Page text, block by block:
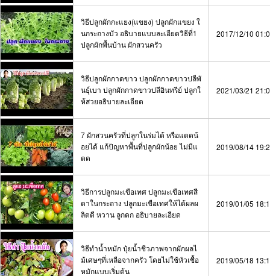
วิธีปลูกผักกะแยง(แขยง) ปลูกผักแขยง ใ
นกระถางบัว อธิบายแบบละเอียดวิธีที่1
ปลูกผักพื้นบ้าน ผักสวนครัว
2017/12/10
วิธีปลูกผักกาดขาว ปลูกผักกาดขาวปลีพั
นธุ์เบา ปลูกผักกาดขาวปลีอินทรีย์ ปลูกใ
ห้สวยอธิบายละเอียด
2021/03/21
7 ผักสวนครัวที่ปลูกในร่มได้ หรือแดดน้
อยได้ แก้ปัญหาพื้นที่ปลูกผักน้อย ไม่มีแ
ดด
2019/08/14
วิธีการปลูกมะเขือเทศ ปลูกมะเขือเทศสี
ดาในกระถาง ปลูกมะเขือเทศให้ได้ผลผ
ลิตดี หวาน ลูกดก อธิบายละเอียด
2019/01/05
วิธีทำน้ำหมัก ปุ๋ยน้ำชีวภาพจากผักผลไ
ม้เศษๆที่เหลือจากครัว โดยไม่ใช้หัวเชื้อ
หมักแบบเริ่มต้น
2019/05/18